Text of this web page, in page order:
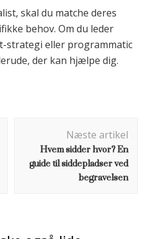
skal du matche deres
behov. Om du leder
strategi eller programmatic
der kan hjælpe dig.
Næste artikel
Hvem sidder hvor? En
guide til siddepladser ved
begravelsen